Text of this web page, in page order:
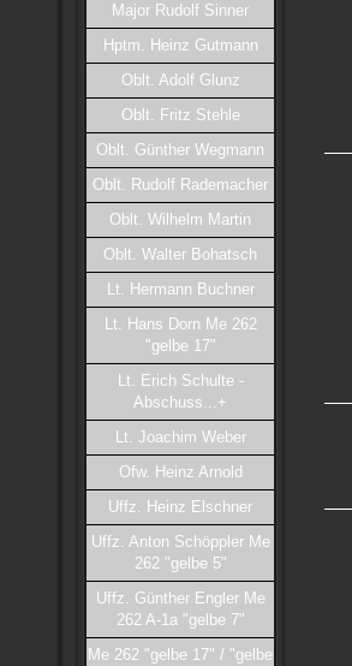
Major Rudolf Sinner
Hptm. Heinz Gutmann
Oblt. Adolf Glunz
Oblt. Fritz Stehle
Oblt. Günther Wegmann
Oblt. Rudolf Rademacher
Oblt. Wilhelm Martin
Oblt. Walter Bohatsch
Lt. Hermann Buchner
Lt. Hans Dorn Me 262
"gelbe 17"
Lt. Erich Schulte -
Abschuss...+
Lt. Joachim Weber
Ofw. Heinz Arnold
Uffz. Heinz Elschner
Uffz. Anton Schöppler Me
262 "gelbe 5"
Uffz. Günther Engler Me
262 A-1a "gelbe 7"
Me 262 "gelbe 17" / "gelbe